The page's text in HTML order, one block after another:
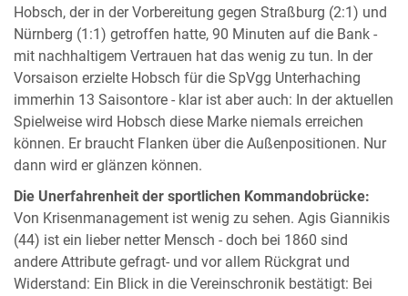
Hobsch, der in der Vorbereitung gegen Straßburg (2:1) und
Nürnberg (1:1) getroffen hatte, 90 Minuten auf die Bank -
mit nachhaltigem Vertrauen hat das wenig zu tun. In der
Vorsaison erzielte Hobsch für die SpVgg Unterhaching
immerhin 13 Saisontore - klar ist aber auch: In der aktuellen
Spielweise wird Hobsch diese Marke niemals erreichen
können. Er braucht Flanken über die Außenpositionen. Nur
dann wird er glänzen können.
Die Unerfahrenheit der sportlichen Kommandobrücke:
Von Krisenmanagement ist wenig zu sehen. Agis Giannikis
(44) ist ein lieber netter Mensch - doch bei 1860 sind
andere Attribute gefragt- und vor allem Rückgrat und
Widerstand: Ein Blick in die Vereinschronik bestätigt: Bei